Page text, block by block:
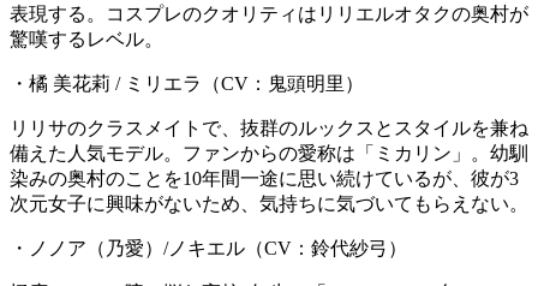
表現する。コスプレのクオリティはリリエルオタクの奥村が
驚嘆するレベル。
・橘 美花莉 / ミリエラ（CV：鬼頭明里）
リリサのクラスメイトで、抜群のルックスとスタイルを兼ね
備えた人気モデル。ファンからの愛称は「ミカリン」。幼馴
染みの奥村のことを10年間一途に思い続けているが、彼が3
次元女子に興味がないため、気持ちに気づいてもらえない。
・ノノア（乃愛）/ノキエル（CV：鈴代紗弓）